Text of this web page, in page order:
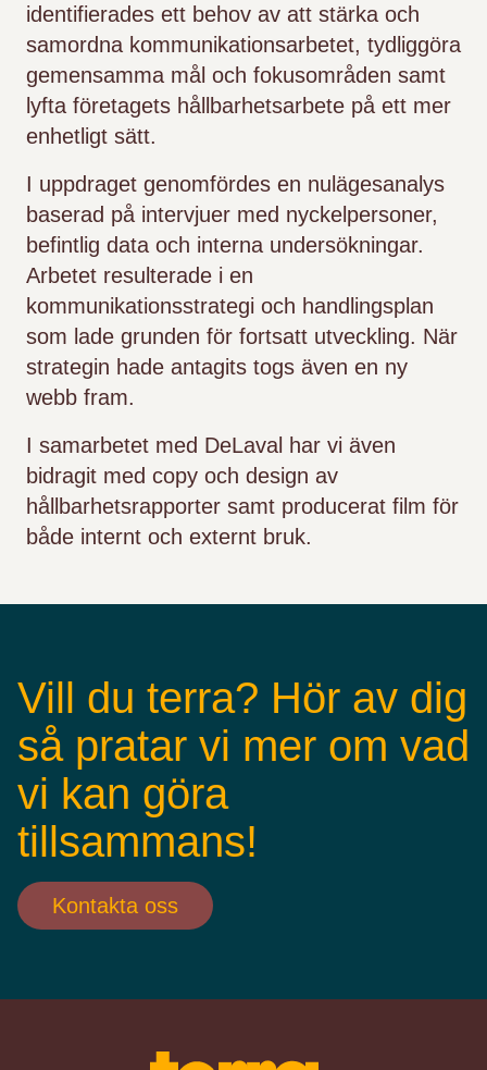
identifierades ett behov av att stärka och
samordna kommunikationsarbetet, tydliggöra
gemensamma mål och fokusområden samt
lyfta företagets hållbarhetsarbete på ett mer
enhetligt sätt.
I uppdraget genomfördes en nulägesanalys
baserad på intervjuer med nyckelpersoner,
befintlig data och interna undersökningar.
Arbetet resulterade i en
kommunikationsstrategi och handlingsplan
som lade grunden för fortsatt utveckling. När
strategin hade antagits togs även en ny
webb fram.
I samarbetet med DeLaval har vi även
bidragit med copy och design av
hållbarhetsrapporter samt producerat film för
både internt och externt bruk.
Vill du terra? Hör av dig
så pratar vi mer om vad
vi kan göra
tillsammans!
Kontakta oss